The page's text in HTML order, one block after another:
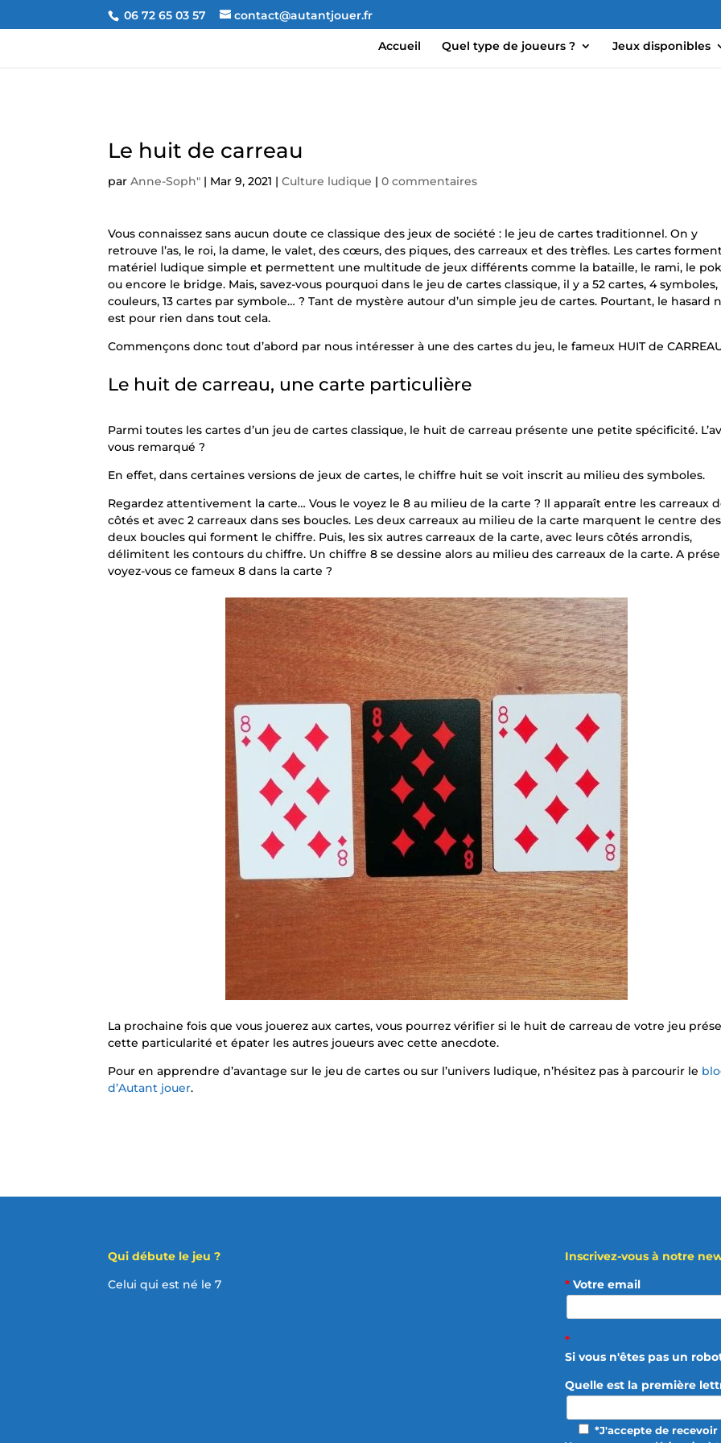
06 72 65 03 57 contact@autantjouer.fr
Accueil Quel type de joueurs ? Jeux disponibles
Le huit de carreau
parAnne-Soph" | Mar 9, 2021 |Culture ludique |0 commentaires
Vous connaissez sans aucun doute ce classique des jeux de société : le jeu de cartes traditionnel. On y
retrouve l’as, le roi, la dame, le valet, des cœurs, des piques, des carreaux et des trèfles. Les cartes
matériel ludique simple et permettent une multitude de jeux différents comme la bataille, le rami, le
ou encore le bridge. Mais, savez-vous pourquoi dans le jeu de cartes classique, il y a 52 cartes, 4 symboles,
couleurs, 13 cartes par symbole… ? Tant de mystère autour d’un simple jeu de cartes. Pourtant, le hasard
est pour rien dans tout cela.
Commençons donc tout d’abord par nous intéresser à une des cartes du jeu, le fameux HUIT de
Le huit de carreau, une carte particulière
Parmi toutes les cartes d’un jeu de cartes classique, le huit de carreau présente une petite spécificité.
vous remarqué ?
En effet, dans certaines versions de jeux de cartes, le chiffre huit se voit inscrit au milieu des symboles.
Regardez attentivement la carte… Vous le voyez le 8 au milieu de la carte ? Il apparaît entre les carreaux
côtés et avec 2 carreaux dans ses boucles. Les deux carreaux au milieu de la carte marquent le centre des
deux boucles qui forment le chiffre. Puis, les six autres carreaux de la carte, avec leurs côtés arrondis,
délimitent les contours du chiffre. Un chiffre 8 se dessine alors au milieu des carreaux de la carte. A
voyez-vous ce fameux 8 dans la carte ?
La prochaine fois que vous jouerez aux cartes, vous pourrez vérifier si le huit de carreau de votre jeu
cette particularité et épater les autres joueurs avec cette anecdote.
Pour en apprendre d’avantage sur le jeu de cartes ou sur l’univers ludique, n’hésitez pas à parcourir le
d’Autant jouer.
Qui débute le jeu ?
Celui qui est né le 7
Inscrivez-vous à notre
* Votre email
*
Si vous n'êtes pas un
Quelle est la première
*J'accepte de